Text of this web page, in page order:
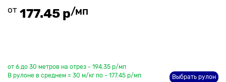
от 177.45 р/мп
от 6 до 30 метров на отрез - 194.35 р/мп
В рулоне в среднем = 30 м/кг по - 177.45 р/мп
Выбрать рулон